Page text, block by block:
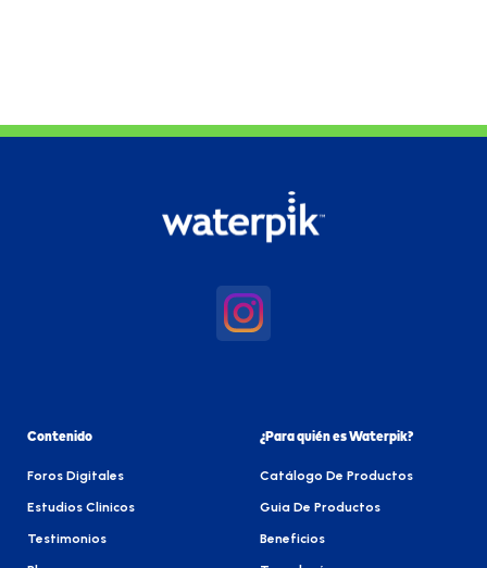
Contenido
Foros Digitales
Estudios Clinicos
Testimonios
¿Para quién es Waterpik?
Catálogo De Productos
Guia De Productos
Beneficios